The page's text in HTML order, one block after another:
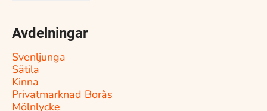
Avdelningar
Svenljunga
Sätila
Kinna
Privatmarknad Borås
Mölnlycke